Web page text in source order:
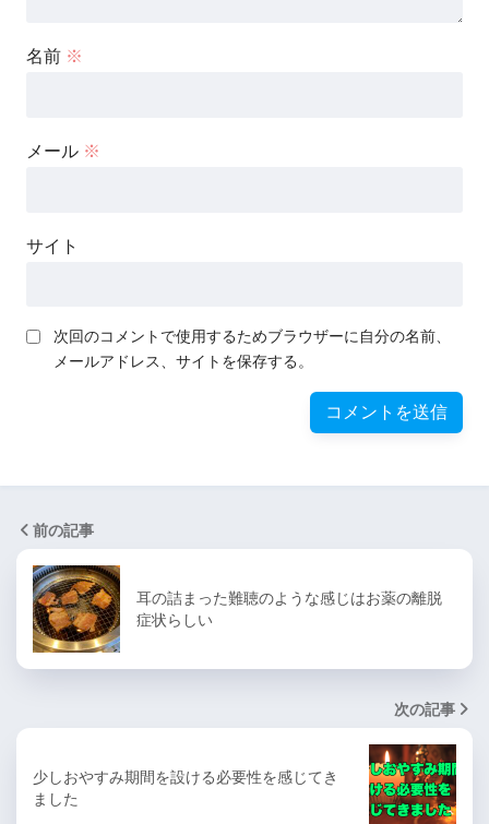
名前 ※
メール ※
サイト
次回のコメントで使用するためブラウザーに自分の名前、
メールアドレス、サイトを保存する。
前の記事
耳の詰まった難聴のような感じはお薬の離脱
症状らしい
次の記事
少しおやすみ期間を設ける必要性を感じてき
ました